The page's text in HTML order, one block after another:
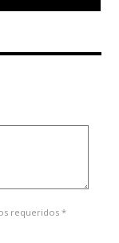
requeridos *